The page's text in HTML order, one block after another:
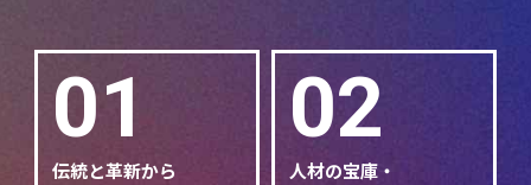
01
伝統と革新から
02
人材の宝庫・